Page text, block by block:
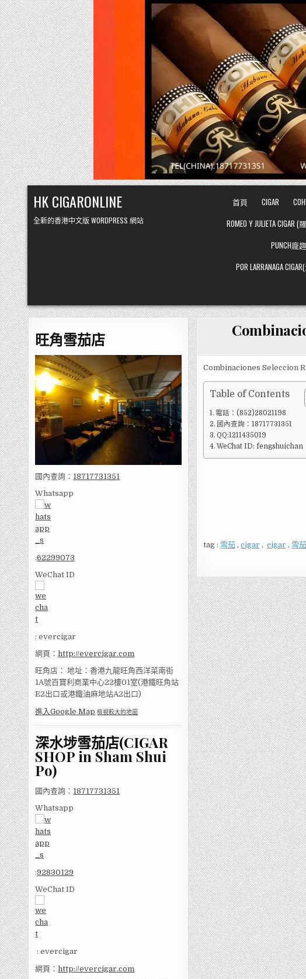
Skip
to
content
HK CIGARONLINE
全新的香港中文版 WORDPRESS 網站
首頁 CIGAR
ROMEO Y JULIETA
PUNCH龐
POR LARRANAGA
旺角雪茄店
國內查詢： 18717731351
Whatsapp
:62299073
WeChat ID
: evercigar
網頁：http://evercigar.com
旺角店： 地址：香港九龍旺角西洋菜南街
1A號百寶利商業中心22樓01室(港鐵旺角站
E2出口或港鐵油麻地站A2出口)
進入Google Map 檢視較大的地圖
深水埗雪茄店(CIGAR
SHOP in Sham Shui
Po)
國內查詢： 18717731351
Whatsapp
:92830129
WeChat ID
: evercigar
網頁：http://evercigar.com
Combinaciones Seleccion
Table of Contents
電話：(852)28021198
國內查詢：18717731351
QQ:1211435019
WeChat ID: fengshuichan
tag : 雪茄, cigar , cigar , 雪茄